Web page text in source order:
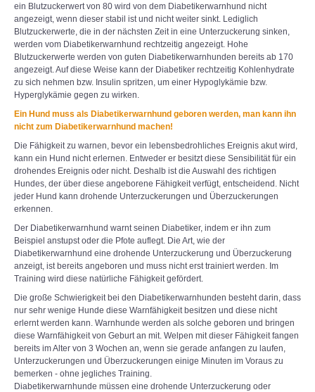
ein Blutzuckerwert von 80 wird von dem Diabetikerwarnhund nicht
angezeigt, wenn dieser stabil ist und nicht weiter sinkt. Lediglich
Blutzuckerwerte, die in der nächsten Zeit in eine Unterzuckerung sinken,
werden vom Diabetikerwarnhund rechtzeitig angezeigt. Hohe
Blutzuckerwerte werden von guten Diabetikerwarnhunden bereits ab 170
angezeigt. Auf diese Weise kann der Diabetiker rechtzeitig Kohlenhydrate
zu sich nehmen bzw. Insulin spritzen, um einer Hypoglykämie bzw.
Hyperglykämie gegen zu wirken.
Ein Hund muss als Diabetikerwarnhund geboren werden, man kann ihn
nicht zum Diabetikerwarnhund machen!
Die Fähigkeit zu warnen, bevor ein lebensbedrohliches Ereignis akut wird,
kann ein Hund nicht erlernen. Entweder er besitzt diese Sensibilität für ein
drohendes Ereignis oder nicht. Deshalb ist die Auswahl des richtigen
Hundes, der über diese angeborene Fähigkeit verfügt, entscheidend. Nicht
jeder Hund kann drohende Unterzuckerungen und Überzuckerungen
erkennen.
Der Diabetikerwarnhund warnt seinen Diabetiker, indem er ihn zum
Beispiel anstupst oder die Pfote auflegt. Die Art, wie der
Diabetikerwarnhund eine drohende Unterzuckerung und Überzuckerung
anzeigt, ist bereits angeboren und muss nicht erst trainiert werden. Im
Training wird diese natürliche Fähigkeit gefördert.
Die große Schwierigkeit bei den Diabetikerwarnhunden besteht darin, dass
nur sehr wenige Hunde diese Warnfähigkeit besitzen und diese nicht
erlernt werden kann. Warnhunde werden als solche geboren und bringen
diese Warnfähigkeit von Geburt an mit. Welpen mit dieser Fähigkeit fangen
bereits im Alter von 3 Wochen an, wenn sie gerade anfangen zu laufen,
Unterzuckerungen und Überzuckerungen einige Minuten im Voraus zu
bemerken - ohne jegliches Training.
Diabetikerwarnhunde müssen eine drohende Unterzuckerung oder